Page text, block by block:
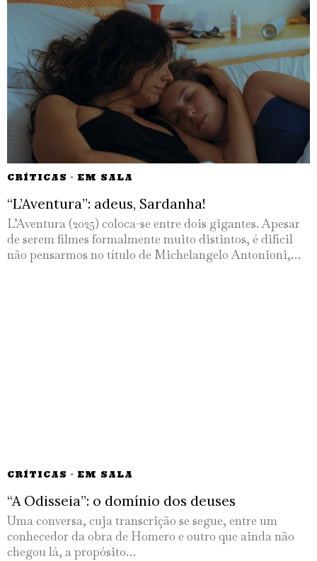
CRÍTICAS · EM SALA
“L’Aventura”: adeus, Sardanha!
L’Aventura (2025) coloca-se entre dois gigantes. Apesar
de serem filmes formalmente muito distintos, é difícil
não pensarmos no título de Michelangelo Antonioni,…
CRÍTICAS · EM SALA
“A Odisseia”: o domínio dos deuses
Uma conversa, cuja transcrição se segue, entre um
conhecedor da obra de Homero e outro que ainda não
chegou lá, a propósito…